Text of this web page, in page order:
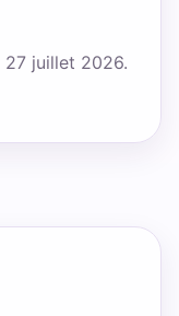
27 juillet 2026.